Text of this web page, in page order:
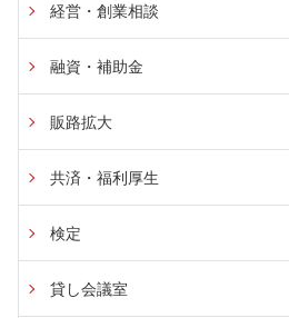
経営・創業相談
融資・補助金
販路拡大
共済・福利厚生
検定
貸し会議室